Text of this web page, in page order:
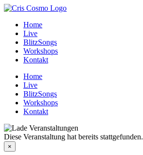
Zum
springenHome
Live
BlitzSongs
Workshops
Kontakt
Home
Live
BlitzSongs
Workshops
Kontakt
Diese Veranstaltung hat bereits stattgefunden.
×